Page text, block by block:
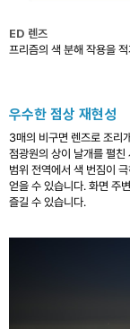
ED 렌즈
프리즘의 색 분해 작용을
우수한 점상 재현성
3매의 비구면 렌즈로 조
점광원의 상이 날개를 펼
범위 전역에서 색 번짐이
얻을 수 있습니다. 화면 주
즐길 수 있습니다.